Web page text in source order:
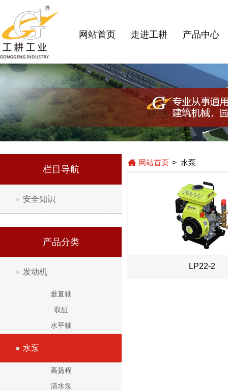
网站首页 走进工耕 产品中心
栏目导航
● 安全知识
产品分类
● 发动机
垂直轴
双缸
水平轴
● 水泵
高扬程
清水泵
网站首页 > 水泵
LP22-2